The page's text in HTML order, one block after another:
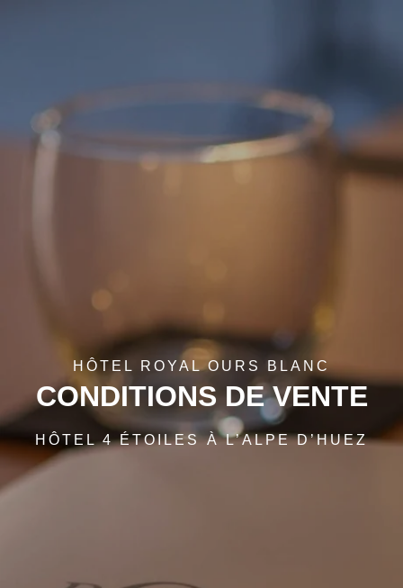
HÔTEL ROYAL OURS BLANC
CONDITIONS DE VENTE
HÔTEL 4 ÉTOILES À L’ALPE D’HUEZ